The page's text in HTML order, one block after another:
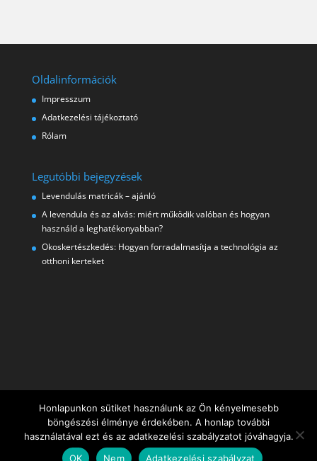
Oldalinformációk
Impresszum
Adatkezelési tájékoztató
Rólam
Legutóbbi bejegyzések
Levendulás matricák – ajánló
A levendula és az alvás: miért működik valóban és hogyan
használd a leghatékonyabban?
Okoskertészkedés: Hogyan forradalmasítja a technológia az
otthoni kerteket
Honlapunkon sütiket használunk az Ön kényelmesebb
böngészési élménye érdekében. A honlap további
használatával ezt és az adatkezelési szabályzatot jóváhagyja.
OK
Nem Adatkezelési szabályzat